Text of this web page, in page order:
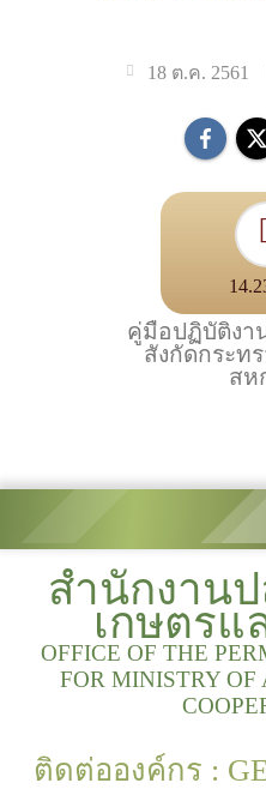
18 ต.ค. 2561
คู่มือปฏิบัติงา
สังกัดกระท
สห
สำนักงาน
เกษตร
OFFICE OF THE
FOR MINISTRY OF
ติดต่อองค์กร :